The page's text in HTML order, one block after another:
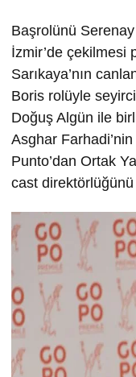
Başrolünü Serenay
İzmir’de çekilmesi
Sarıkaya’nın
Boris rolüyle seyirci
Doğuş Algün ile
Asghar
Punto’dan Ortak
cast